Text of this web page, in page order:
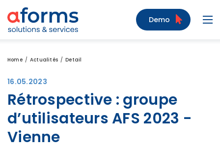
Zum Inhalt
Zum Menü
Zur Suche
Demo
Home Actualités Detail
16.05.2023
Rétrospective : groupe
d’utilisateurs AFS 2023 -
Vienne